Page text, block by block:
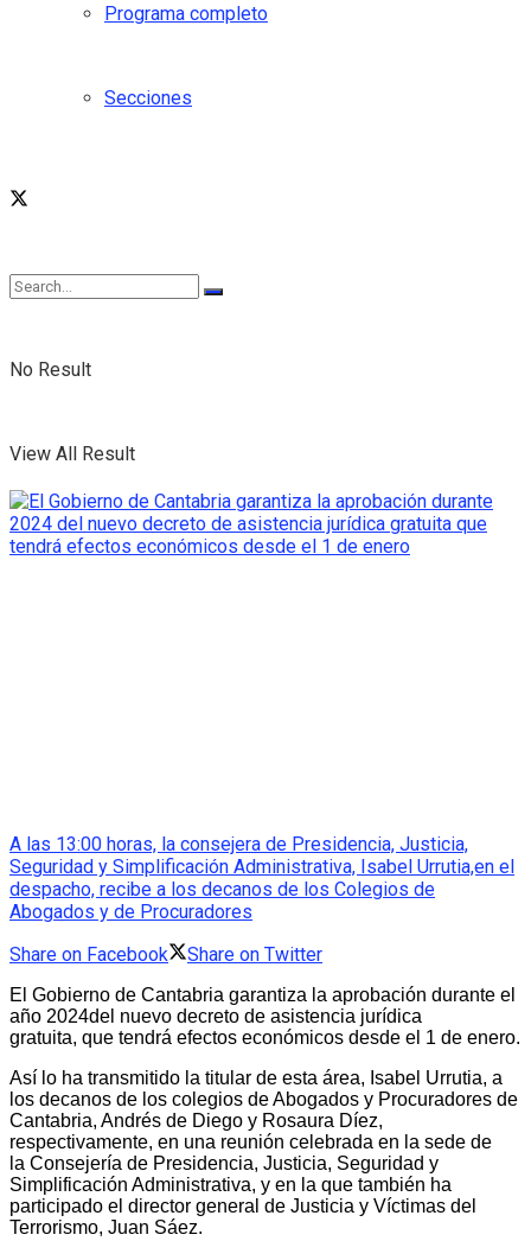
Programa completo
Secciones
No Result
View All Result
A las 13:00 horas, la consejera de Presidencia, Justicia,
Seguridad y Simplificación Administrativa, Isabel Urrutia,en el
despacho, recibe a los decanos de los Colegios de
Abogados y de Procuradores
Share on Facebook
Share on Twitter
El Gobierno de Cantabria garantiza la aprobación durante el
año 2024del nuevo decreto de asistencia jurídica
gratuita, que tendrá efectos económicos desde el 1 de enero.
Así lo ha transmitido la titular de esta área, Isabel Urrutia, a
los decanos de los colegios de Abogados y Procuradores de
Cantabria, Andrés de Diego y Rosaura Díez,
respectivamente, en una reunión celebrada en la sede de
la Consejería de Presidencia, Justicia, Seguridad y
Simplificación Administrativa, y en la que también ha
participado el director general de Justicia y Víctimas del
Terrorismo, Juan Sáez.